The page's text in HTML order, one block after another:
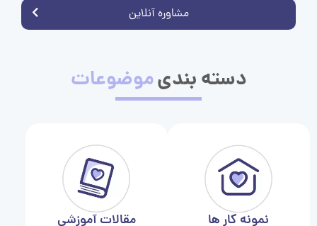
مشاوره آنلاین
دسته بندیموضوعات
نمونه کار ها مقالات آموزشی